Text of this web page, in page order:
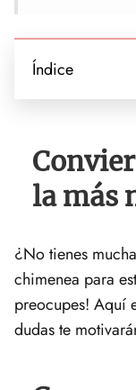
Índice
la más
¿No tienes
chimenea para
preocupes! Aquí
dudas te